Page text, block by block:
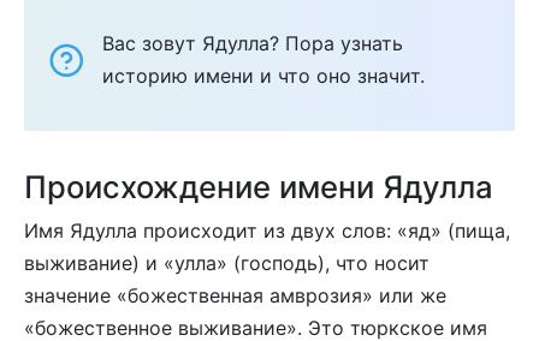
Вас зовут Ядулла? Пора узнать
историю имени и что оно значит.
Происхождение имени Ядулла
Имя Ядулла происходит из двух слов: «яд» (пища,
выживание) и «улла» (господь), что носит
значение «божественная амврозия» или же
«божественное выживание». Это тюркское имя